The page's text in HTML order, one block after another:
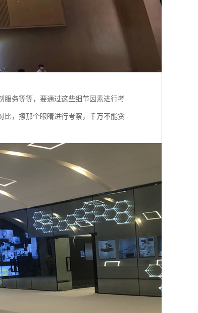
服务等等，要通过这些细节因素进行考
比，擦那个眼睛进行考察，千万不能贪